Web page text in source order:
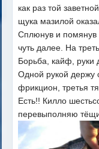
как раз той
щука мазилой
Сплюнув и помянув
чуть далее. На
Борьба, кайф, руки
Одной рукой держу
фрикцион, третья
Есть!! Килло
перевыполняю